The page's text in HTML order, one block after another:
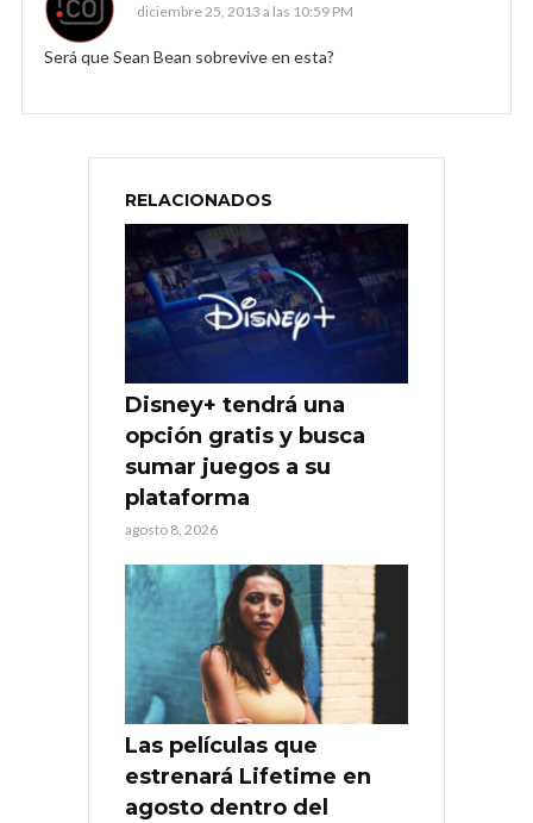
diciembre 25, 2013 a las 10:59 PM
Será que Sean Bean sobrevive en esta?
RELACIONADOS
Disney+ tendrá una
opción gratis y busca
sumar juegos a su
plataforma
agosto 8, 2026
Las películas que
estrenará Lifetime en
agosto dentro del